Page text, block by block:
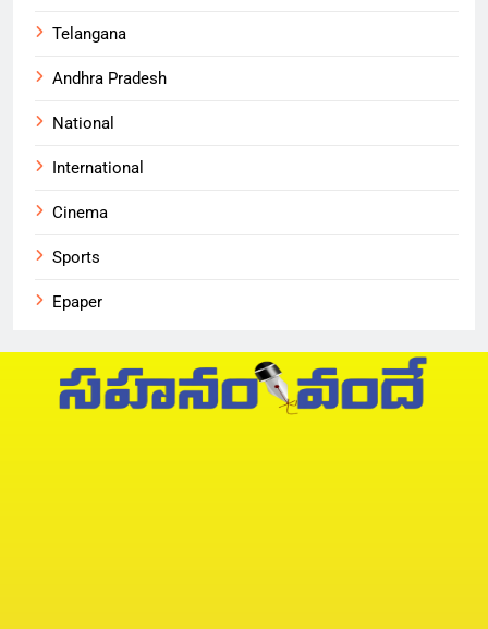
Telangana
Andhra Pradesh
National
International
Cinema
Sports
Epaper